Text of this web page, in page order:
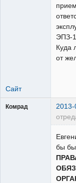
ЭПЗ-
Куда
от
Сайт
Комрад 2013-
бы